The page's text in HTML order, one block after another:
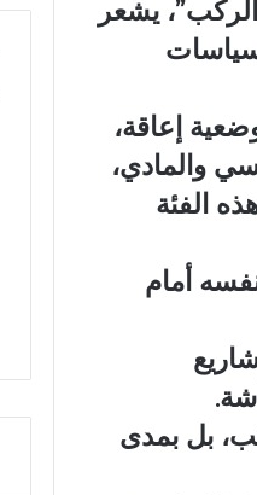
يشعر
إعاقة،
والمادي،
الفئة
يجد المغرب نفسه أمام
بل بمدى